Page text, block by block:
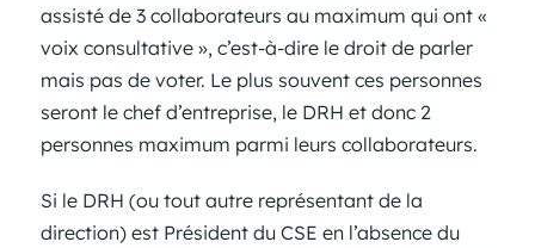
assisté de 3 collaborateurs au maximum qui ont «
voix consultative », c’est-à-dire le droit de parler
mais pas de voter. Le plus souvent ces personnes
seront le chef d’entreprise, le DRH et donc 2
personnes maximum parmi leurs collaborateurs.
Si le DRH (ou tout autre représentant de la
direction) est Président du CSE en l’absence du